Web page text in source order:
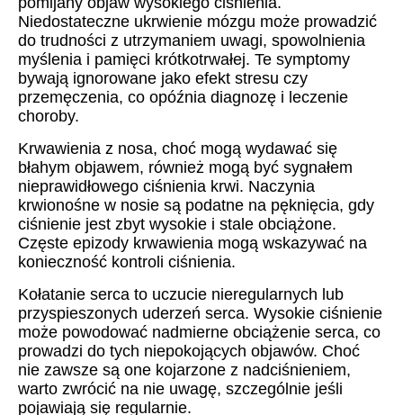
Niedostateczne ukrwienie mózgu może prowadzić
do trudności z utrzymaniem uwagi, spowolnienia
myślenia i pamięci krótkotrwałej. Te symptomy
bywają ignorowane jako efekt stresu czy
przemęczenia, co opóźnia diagnozę i leczenie
choroby.
Krwawienia z nosa, choć mogą wydawać się
błahym objawem, również mogą być sygnałem
nieprawidłowego ciśnienia krwi. Naczynia
krwionośne w nosie są podatne na pęknięcia, gdy
ciśnienie jest zbyt wysokie i stale obciążone.
Częste epizody krwawienia mogą wskazywać na
konieczność kontroli ciśnienia.
Kołatanie serca to uczucie nieregularnych lub
przyspieszonych uderzeń serca. Wysokie ciśnienie
może powodować nadmierne obciążenie serca, co
prowadzi do tych niepokojących objawów. Choć
nie zawsze są one kojarzone z nadciśnieniem,
warto zwrócić na nie uwagę, szczególnie jeśli
pojawiają się regularnie.